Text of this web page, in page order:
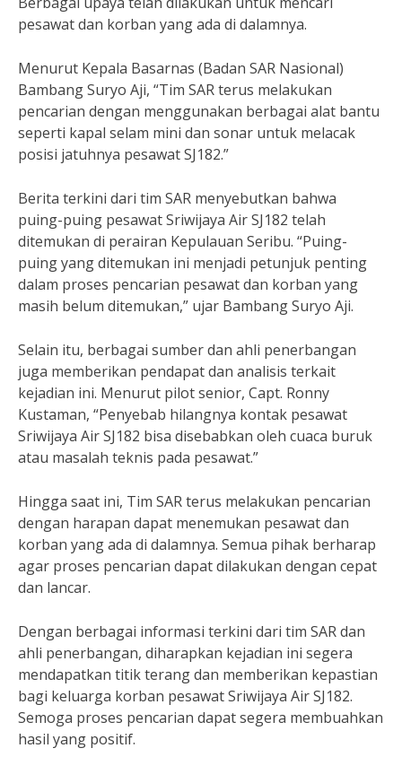
pesawat dan korban yang ada di dalamnya.
Menurut Kepala Basarnas (Badan SAR Nasional)
Bambang Suryo Aji, “Tim SAR terus melakukan
pencarian dengan menggunakan berbagai alat bantu
seperti kapal selam mini dan sonar untuk melacak
posisi jatuhnya pesawat SJ182.”
Berita terkini dari tim SAR menyebutkan bahwa
puing-puing pesawat Sriwijaya Air SJ182 telah
ditemukan di perairan Kepulauan Seribu. “Puing-
puing yang ditemukan ini menjadi petunjuk penting
dalam proses pencarian pesawat dan korban yang
masih belum ditemukan,” ujar Bambang Suryo Aji.
Selain itu, berbagai sumber dan ahli penerbangan
juga memberikan pendapat dan analisis terkait
kejadian ini. Menurut pilot senior, Capt. Ronny
Kustaman, “Penyebab hilangnya kontak pesawat
Sriwijaya Air SJ182 bisa disebabkan oleh cuaca buruk
atau masalah teknis pada pesawat.”
Hingga saat ini, Tim SAR terus melakukan pencarian
dengan harapan dapat menemukan pesawat dan
korban yang ada di dalamnya. Semua pihak berharap
agar proses pencarian dapat dilakukan dengan cepat
dan lancar.
Dengan berbagai informasi terkini dari tim SAR dan
ahli penerbangan, diharapkan kejadian ini segera
mendapatkan titik terang dan memberikan kepastian
bagi keluarga korban pesawat Sriwijaya Air SJ182.
Semoga proses pencarian dapat segera membuahkan
hasil yang positif.